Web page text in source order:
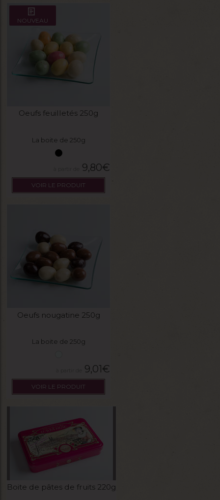
NOUVEAU
Oeufs feuilletés 250g
La boite de 250g
9,80€
VOIR LE PRODUIT
Oeufs nougatine 250g
La boite de 250g
9,01€
VOIR LE PRODUIT
Boite de pâtes de fruits 220g